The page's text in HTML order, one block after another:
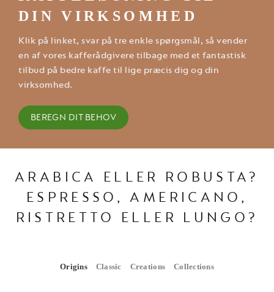
DIN VIRKSOMHED
Klik på linket, svar på tre enkle spørgsmål, så vender
en af vores kafferådgivere tilbage med et fantastisk
tilbud på bedre kaffe til lige præcis dig og din
virksomhed.
BEREGN DIT BEHOV
ARABICA ELLER ROBUSTA?
ESPRESSO, AMERICANO,
RISTRETTO ELLER LUNGO?
Origins Classic Creations Collections